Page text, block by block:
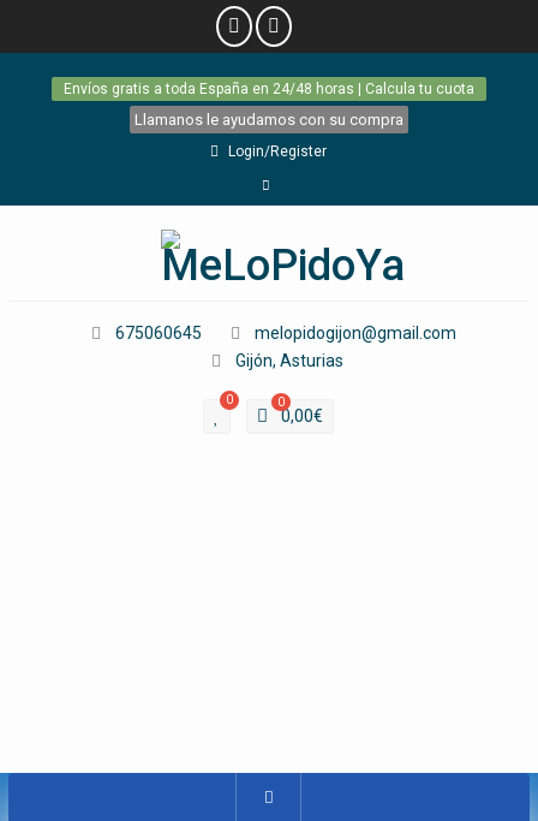
Envíos gratis a toda España en 24/48 horas | Calcula tu cuota
Llamanos le ayudamos con su compra
Login/Register
Facebook
675060645
melopidogijon@gmail.com
Gijón, Asturias
0 0
0,00€